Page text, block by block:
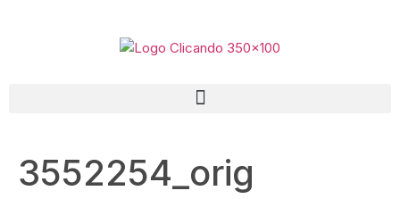
3552254_orig